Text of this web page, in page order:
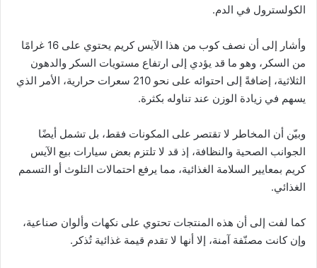
الكولسترول في الدم.
وأشار إلى أن نصف كوب من هذا الآيس كريم يحتوي على 16 غرامًا
من السكر، وهو ما قد يؤدي إلى ارتفاع مستويات السكر والدهون
الثلاثية، إضافةً إلى احتوائه على نحو 210 سعرات حرارية، الأمر الذي
يسهم في زيادة الوزن عند تناوله بكثرة.
وبيّن أن المخاطر لا تقتصر على المكونات فقط، بل تشمل أيضًا
الجوانب الصحية والنظافة، إذ قد لا تلتزم بعض سيارات بيع الآيس
كريم بمعايير السلامة الغذائية، مما يرفع احتمالات التلوث أو التسمم
الغذائي.
كما لفت إلى أن هذه المنتجات تحتوي على نكهات وألوان صناعية،
وإن كانت مصنّفة آمنة، إلا أنها لا تقدم قيمة غذائية تُذكر.